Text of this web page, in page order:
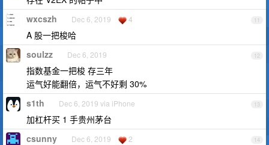
11
wxcszh Dec 6, 2019 4
A 股一把梭哈
12
soulzz Dec 6, 2019
指数基金一把梭 存三年
运气好能翻倍，运气不好剩 30%
13
s1th Dec 6, 2019 via iPhone
加杠杆买 1 手贵州茅台
14
csunny Dec 6, 2019 2